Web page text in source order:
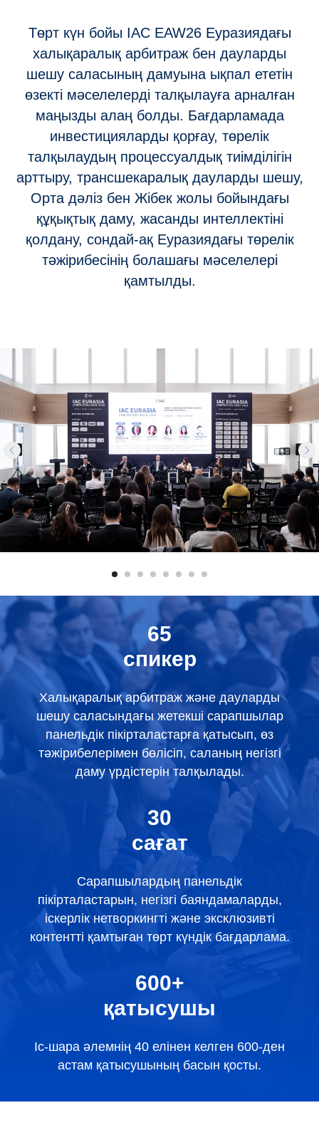
Төрт күн бойы IAC EAW26 Еуразиядағы
халықаралық арбитраж бен дауларды
шешу саласының дамуына ықпал ететін
өзекті мәселелерді талқылауға арналған
маңызды алаң болды. Бағдарламада
инвестицияларды қорғау, төрелік
талқылаудың процессуалдық тиімділігін
арттыру, трансшекаралық дауларды шешу,
Орта дәліз бен Жібек жолы бойындағы
құқықтық даму, жасанды интеллектіні
қолдану, сондай-ақ Еуразиядағы төрелік
тәжірибесінің болашағы мәселелері
қамтылды.
65
спикер
Халықаралық арбитраж және дауларды
шешу саласындағы жетекші сарапшылар
панельдік пікірталастарға қатысып, өз
тәжірибелерімен бөлісіп, саланың негізгі
даму үрдістерін талқылады.
30
сағат
Сарапшылардың панельдік
пікірталастарын, негізгі баяндамаларды,
іскерлік нетворкингті және эксклюзивті
контентті қамтыған төрт күндік бағдарлама.
600+
қатысушы
Іс-шара әлемнің 40 елінен келген 600-ден
астам қатысушының басын қосты.